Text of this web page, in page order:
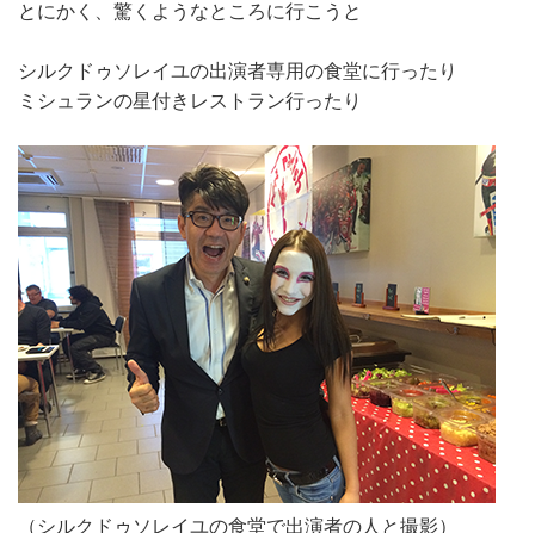
とにかく、驚くようなところに行こうと
シルクドゥソレイユの出演者専用の食堂に行ったり
ミシュランの星付きレストラン行ったり
（シルクドゥソレイユの食堂で出演者の人と撮影）